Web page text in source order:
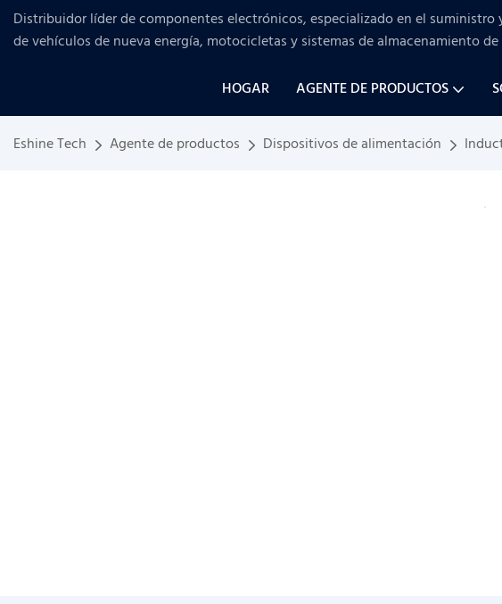
Distribuidor líder de componentes electrónicos, especializado en el suministro
de vehículos de nueva energía, motocicletas y sistemas de almacenamiento de
HOGAR AGENTE DE PRODUCTOS
Eshine Tech Agente de productos Dispositivos de alimentación